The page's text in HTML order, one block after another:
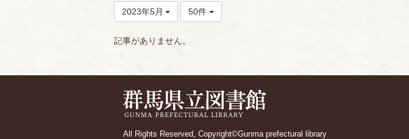
2023年5月 50件
記事がありません。
All Rights Reserved, Copyright©Gunma prefectural library